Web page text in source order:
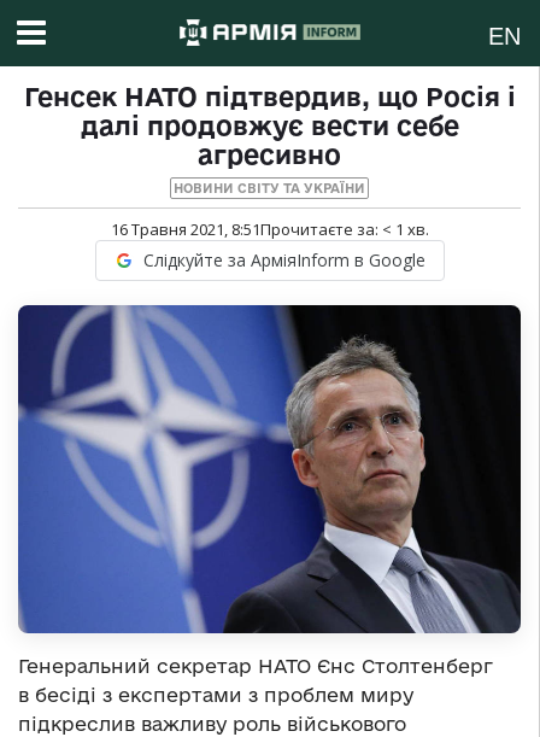
EN
Генсек НАТО підтвердив, що Росія і
далі продовжує вести себе
агресивно
НОВИНИ СВІТУ ТА УКРАЇНИ
16 Травня 2021, 8:51Прочитаєте за: < 1 хв.
Слідкуйте за АрміяInform в Google
Генеральний секретар НАТО Єнс Столтенберг
в бесіді з експертами з проблем миру
підкреслив важливу роль військового